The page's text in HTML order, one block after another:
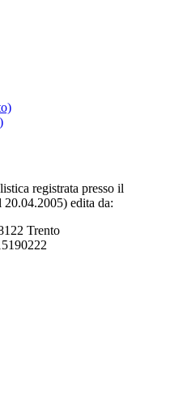
registrata presso il
edita da:
Trento